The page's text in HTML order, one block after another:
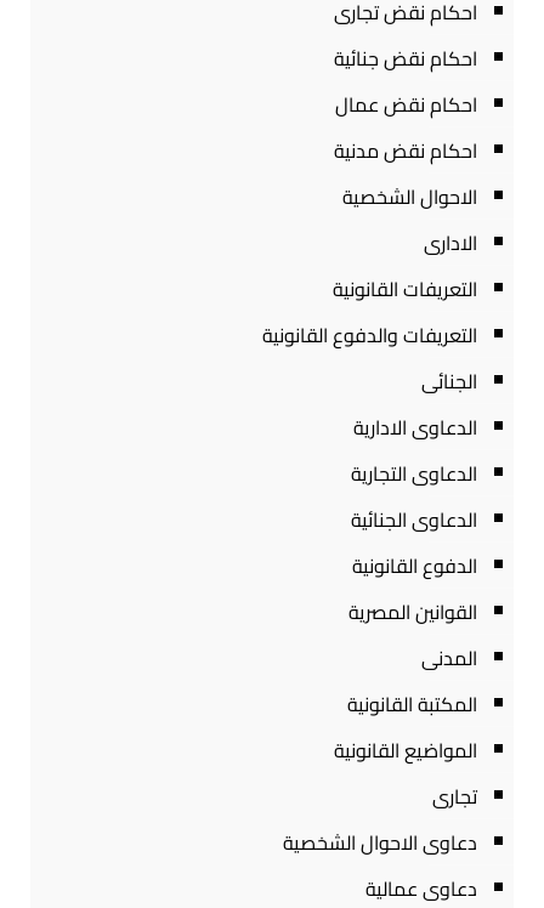
احكام نقض تجارى
احكام نقض جنائية
احكام نقض عمال
احكام نقض مدنية
الاحوال الشخصية
الادارى
التعريفات القانونية
التعريفات والدفوع القانونية
الجنائى
الدعاوى الادارية
الدعاوى التجارية
الدعاوى الجنائية
الدفوع القانونية
القوانين المصرية
المدنى
المكتبة القانونية
المواضيع القانونية
تجارى
دعاوى الاحوال الشخصية
دعاوى عمالية